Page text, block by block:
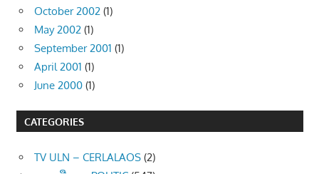
October 2002 (1)
May 2002 (1)
September 2001 (1)
April 2001 (1)
June 2000 (1)
CATEGORIES
TV ULN – CERLALAOS (2)